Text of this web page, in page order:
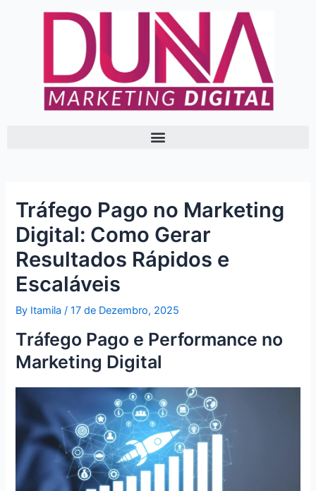
Tráfego Pago no Marketing
Digital: Como Gerar
Resultados Rápidos e
Escaláveis
By Itamila /17 de Dezembro, 2025
Tráfego Pago e Performance no
Marketing Digital
navigation